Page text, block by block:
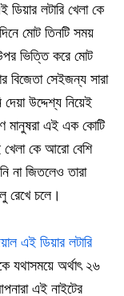
লটারি খেলা কে
মোট তিনটি সময়
ভিত্তি করে মোট
বিজেতা সেইজন্য সারা
উদ্দেশ্য নিয়েই
মানুষরা এই এক কোটি
খেলা কে আরো বেশি
না জিতলেও তারা
রেখে চলে।
এই ডিয়ার লটারি
যথাসময়ে অর্থাৎ ২৬
এই নাইটের